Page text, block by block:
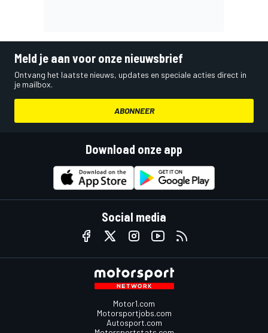
Meld je aan voor onze nieuwsbrief
Ontvang het laatste nieuws, updates en speciale acties direct in
je mailbox.
ABONNEER
Download onze app
Social media
Motor1.com
Motorsportjobs.com
Autosport.com